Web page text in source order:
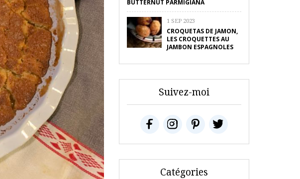
BUTTERNUT PARMIGIANA
1 SEP 2023
CROQUETAS DE JAMON,
LES CROQUETTES AU
JAMBON ESPAGNOLES
Suivez-moi
Catégories